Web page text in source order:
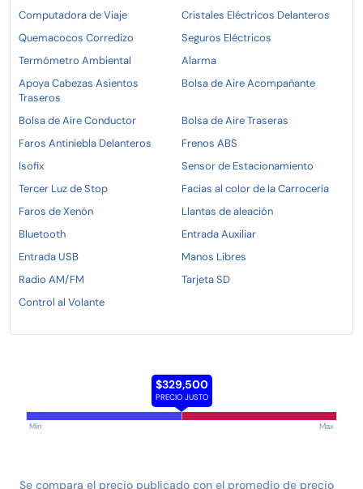
Computadora de Viaje
Cristales Eléctricos Delanteros
Quemacocos Corredizo
Seguros Eléctricos
Termómetro Ambiental
Alarma
Apoya Cabezas Asientos
Traseros
Bolsa de Aire Acompañante
Bolsa de Aire Conductor
Bolsa de Aire Traseras
Faros Antiniebla Delanteros
Frenos ABS
Isofix
Sensor de Estacionamiento
Tercer Luz de Stop
Facias al color de la Carrocería
Faros de Xenón
Llantas de aleación
Bluetooth
Entrada Auxiliar
Entrada USB
Manos Libres
Radio AM/FM
Tarjeta SD
Control al Volante
$329,500
PRECIO JUSTO
Min Max
Se compara el precio publicado con el promedio de precio